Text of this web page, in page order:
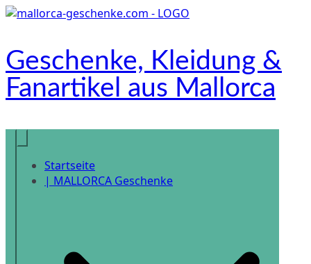
Zum
Geschenke, Kleidung &
Fanartikel aus Mallorca
Onlineshop
Startseite
| MALLORCA Geschenke